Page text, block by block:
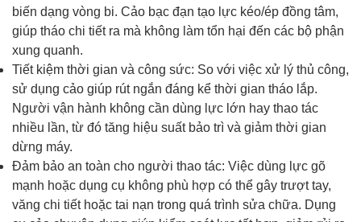
biến dạng vòng bi. Cảo bạc đạn tạo lực kéo/ép đồng tâm,
giúp tháo chi tiết ra mà không làm tổn hại đến các bộ phận
xung quanh.
Tiết kiệm thời gian và công sức: So với việc xử lý thủ công,
sử dụng cảo giúp rút ngắn đáng kể thời gian tháo lắp.
Người vận hành không cần dùng lực lớn hay thao tác
nhiều lần, từ đó tăng hiệu suất bảo trì và giảm thời gian
dừng máy.
Đảm bảo an toàn cho người thao tác: Việc dùng lực gõ
mạnh hoặc dụng cụ không phù hợp có thể gây trượt tay,
văng chi tiết hoặc tai nạn trong quá trình sửa chữa. Dụng